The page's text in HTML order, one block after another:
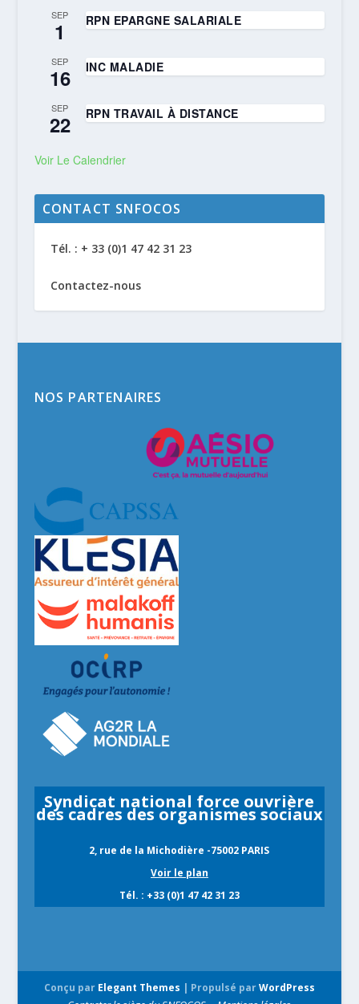
SEP
1 RPN EPARGNE SALARIALE
SEP
16 INC MALADIE
SEP
22 RPN TRAVAIL À DISTANCE
Voir Le Calendrier
CONTACT SNFOCOS
Tél. : + 33 (0)1 47 42 31 23
Contactez-nous
NOS PARTENAIRES
Syndicat national force ouvrière
des cadres des organismes sociaux
2, rue de la Michodière -75002 PARIS
Voir le plan
Tél. : +33 (0)1 47 42 31 23
Conçu par Elegant Themes | Propulsé parWordPress